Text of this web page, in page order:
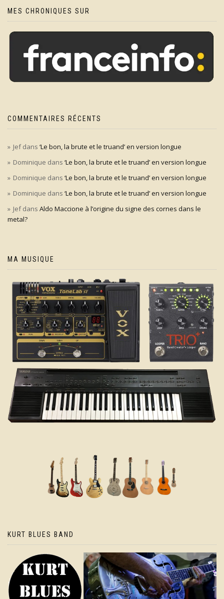
MES CHRONIQUES SUR
COMMENTAIRES RÉCENTS
Jefdans ‘Le bon, la brute et le truand’ en version longue
Dominique dans ‘Le bon, la brute et le truand’ en version longue
Dominique dans ‘Le bon, la brute et le truand’ en version longue
Dominique dans ‘Le bon, la brute et le truand’ en version longue
Jefdans Aldo Maccione à l’origine du signe des cornes dans le
metal?
MA MUSIQUE
KURT BLUES BAND